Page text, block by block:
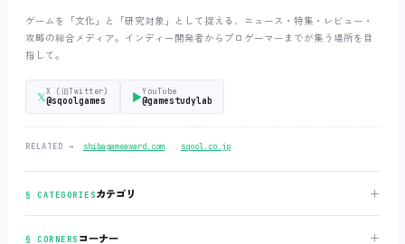
ゲームを「文化」と「研究対象」として捉える、ニュース・特集・レビュー・
攻略の総合メディア。インディー開発者からプロゲーマーまでが集う場所を目
指して。
𝕏X (旧Twitter)
@sqoolgames ▶YouTube
@gamestudylab
RELATED → shibagameaward.com ‧ sqool.co.jp
§ CATEGORIESカテゴリ ＋
§ CORNERS コーナー ＋